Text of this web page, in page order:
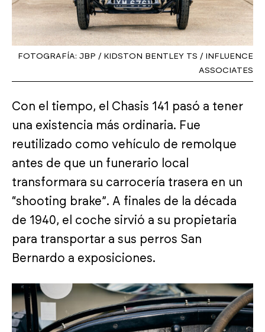
FOTOGRAFÍA: JBP / KIDSTON BENTLEY TS / INFLUENCE
ASSOCIATES
Con el tiempo, el Chasis 141 pasó a tener
una existencia más ordinaria. Fue
reutilizado como vehículo de remolque
antes de que un funerario local
transformara su carrocería trasera en un
“shooting brake”. A finales de la década
de 1940, el coche sirvió a su propietaria
para transportar a sus perros San
Bernardo a exposiciones.